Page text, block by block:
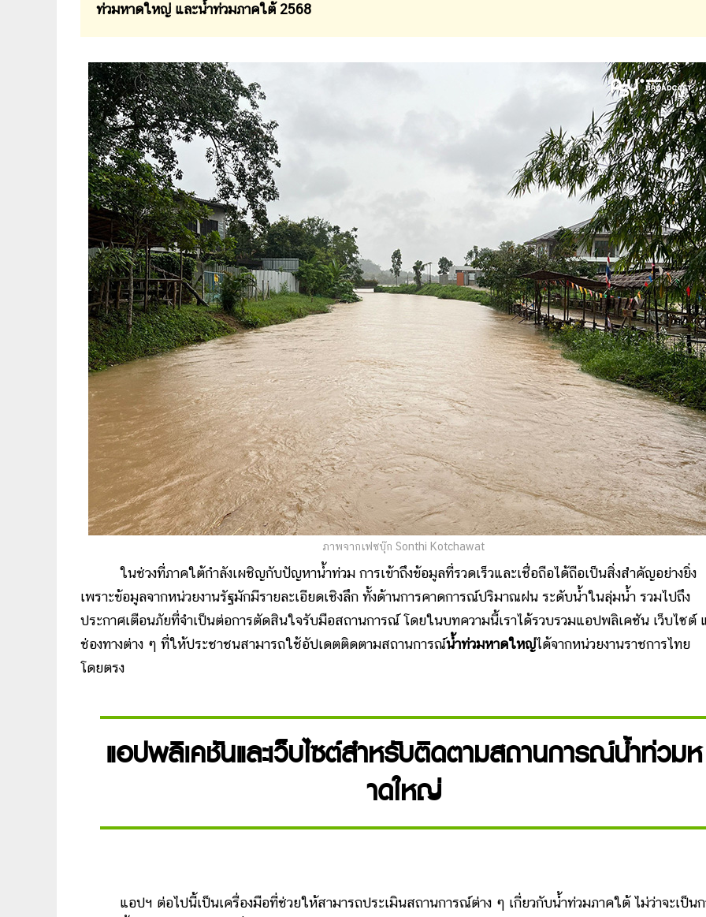
ท่วมหาดใหญ่ และน้ำท่วมภาคใต้ 2568
ภาพจากเฟซบุ๊ก Sonthi Kotchawat
ในช่วงที่ภาคใต้กำลังเผชิญกับปัญหาน้ำท่วม การเข้าถึงข้อมูลที่รวดเร็วและเชื่อถือได้ถือเป็นสิ่งสำคัญอย่างยิ่ง
เพราะข้อมูลจากหน่วยงานรัฐมักมีรายละเอียดเชิงลึก ทั้งด้านการคาดการณ์ปริมาณฝน ระดับน้ำในลุ่มน้ำ รวมไปถึง
ประกาศเตือนภัยที่จำเป็นต่อการตัดสินใจรับมือสถานการณ์ โดยในบทความนี้เราได้รวบรวมแอปพลิเคชัน เว็บไซต์
ช่องทางต่าง ๆ ที่ให้ประชาชนสามารถใช้อัปเดตติดตามสถานการณ์น้ำท่วมหาดใหญ่ได้จากหน่วยงานราชการไทย
โดยตรง
แอปพลิเคชันและเว็บไซต์สำหรับติดตามสถานการณ์น้ำท่วมห
าดใหญ่
แอปฯ ต่อไปนี้เป็นเครื่องมือที่ช่วยให้สามารถประเมินสถานการณ์ต่าง ๆ เกี่ยวกับน้ำท่วมภาคใต้ ไม่ว่าจะเป็น